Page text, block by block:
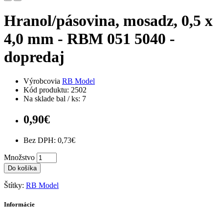
Hranol/pásovina, mosadz, 0,5 x
4,0 mm - RBM 051 5040 -
dopredaj
Výrobcovia RB Model
Kód produktu: 2502
Na sklade bal / ks: 7
0,90€
Bez DPH: 0,73€
Množstvo
Do košíka
Štítky: RB Model
Informácie